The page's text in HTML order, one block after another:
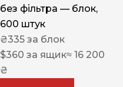
без фільтра — блок,
600 штук
₴335 за блок
$360 за ящик≈ 16 200
₴